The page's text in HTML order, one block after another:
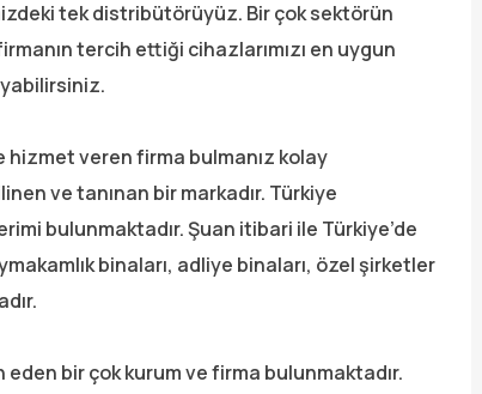
tek distribütörüyüz. Bir çok sektörün
tercih ettiği cihazlarımızı en uygun
veren firma bulmanız kolay
ve tanınan bir markadır. Türkiye
bulunmaktadır. Şuan itibari ile Türkiye’de
binaları, adliye binaları, özel şirketler
bir çok kurum ve firma bulunmaktadır.